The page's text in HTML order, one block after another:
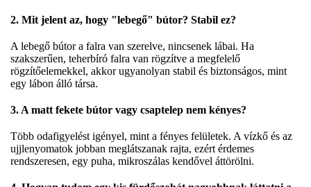
2. Mit jelent az, hogy "lebegő" bútor? Stabil ez?
A lebegő bútor a falra van szerelve, nincsenek lábai. Ha
szakszerűen, teherbíró falra van rögzítve a megfelelő
rögzítőelemekkel, akkor ugyanolyan stabil és biztonságos, mint
egy lábon álló társa.
3. A matt fekete bútor vagy csaptelep nem kényes?
Több odafigyelést igényel, mint a fényes felületek. A vízkő és az
ujjlenyomatok jobban meglátszanak rajta, ezért érdemes
rendszeresen, egy puha, mikroszálas kendővel áttörölni.